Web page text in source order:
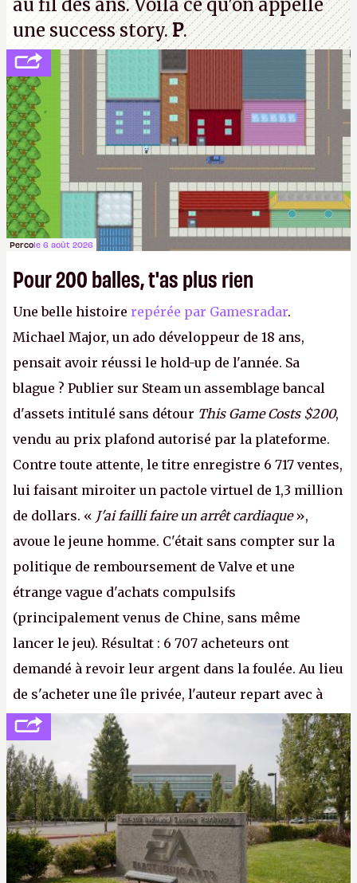
au fil des ans. Voilà ce qu'on appelle
une success story.P.
Percole 6 août 2026
Pour 200 balles, t'as plus rien
Une belle histoire repérée par Gamesradar.
Michael Major, un ado développeur de 18 ans,
pensait avoir réussi le hold-up de l'année. Sa
blague ? Publier sur Steam un assemblage bancal
d'assets intitulé sans détour This Game Costs $200,
vendu au prix plafond autorisé par la plateforme.
Contre toute attente, le titre enregistre 6 717 ventes,
lui faisant miroiter un pactole virtuel de 1,3 million
de dollars. « J'ai failli faire un arrêt cardiaque»,
avoue le jeune homme. C'était sans compter sur la
politique de remboursement de Valve et une
étrange vague d'achats compulsifs
(principalement venus de Chine, sans même
lancer le jeu). Résultat : 6 707 acheteurs ont
demandé à revoir leur argent dans la foulée. Au lieu
de s'acheter une île privée, l'auteur repart avec à
peine 2 000 dollars en poche. C'est toujours plus
cher payé que le temps passé à dev, mais ça
apprendra aux petits malins qu'on ne braque pas
Gabe Newell aussi facilement.P.